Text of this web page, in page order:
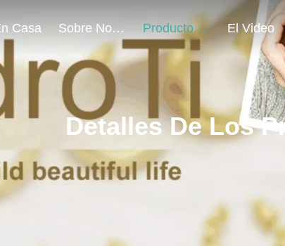
Casa Sobre Nosotros Productos El Video
Detalles De Los